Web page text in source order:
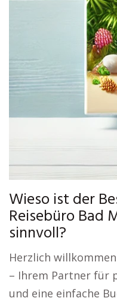
Wieso ist der
Reisebüro Bad
sinnvoll?
Herzlich
– Ihrem Partner für
und eine einfache